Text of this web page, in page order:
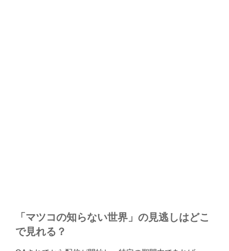
「マツコの知らない世界」の見逃しはどこ
で見れる？